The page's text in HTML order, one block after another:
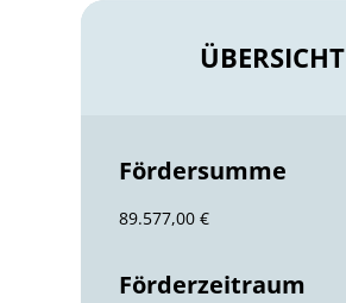
ÜBERSICHT
Fördersumme
89.577,00 €
Förderzeitraum